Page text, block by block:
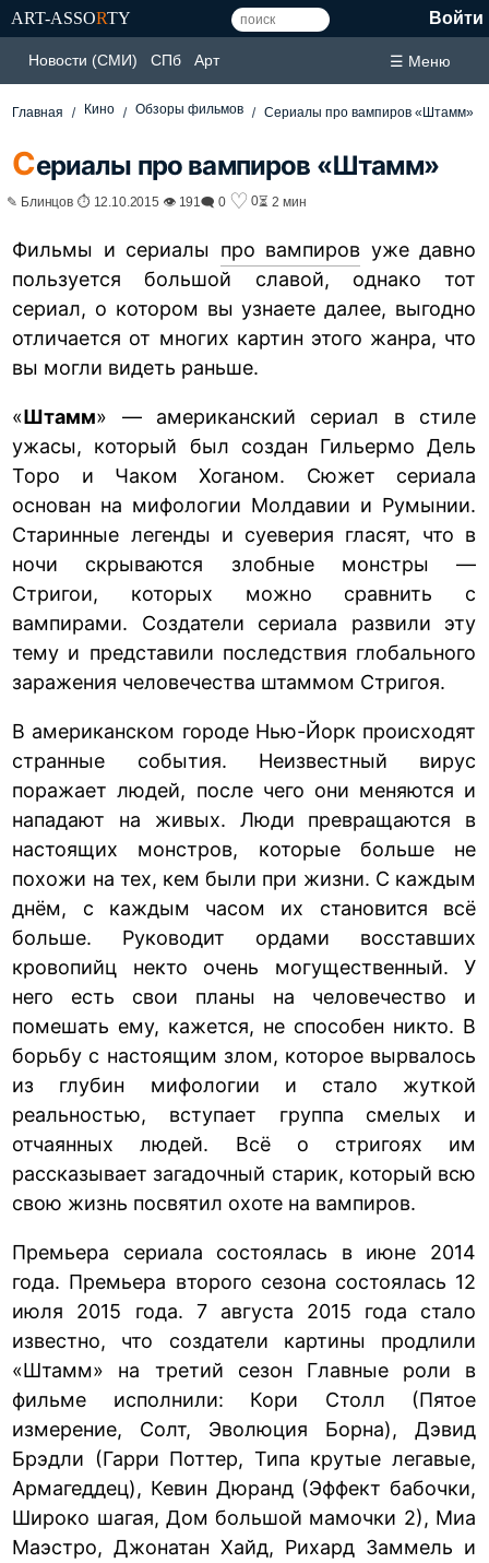
ART-ASSORTY Войти
Новости (СМИ) СПб Арт ☰ Меню
Главная Кино Обзоры фильмов Сериалы про вампиров «Штамм»
Сериалы про вампиров «Штамм»
✎ Блинцов ⏱ 12.10.2015 👁 191🗨 0 ♡ 0⏳ 2 мин
Фильмы и сериалы про вампиров уже давно
пользуется большой славой, однако тот
сериал, о котором вы узнаете далее, выгодно
отличается от многих картин этого жанра, что
вы могли видеть раньше.
«Штамм» — американский сериал в стиле
ужасы, который был создан Гильермо Дель
Торо и Чаком Хоганом. Сюжет сериала
основан на мифологии Молдавии и Румынии.
Старинные легенды и суеверия гласят, что в
ночи скрываются злобные монстры —
Стригои, которых можно сравнить с
вампирами. Создатели сериала развили эту
тему и представили последствия глобального
заражения человечества штаммом Стригоя.
В американском городе Нью-Йорк происходят
странные события. Неизвестный вирус
поражает людей, после чего они меняются и
нападают на живых. Люди превращаются в
настоящих монстров, которые больше не
похожи на тех, кем были при жизни. С каждым
днём, с каждым часом их становится всё
больше. Руководит ордами восставших
кровопийц некто очень могущественный. У
него есть свои планы на человечество и
помешать ему, кажется, не способен никто. В
борьбу с настоящим злом, которое вырвалось
из глубин мифологии и стало жуткой
реальностью, вступает группа смелых и
отчаянных людей. Всё о стригоях им
рассказывает загадочный старик, который всю
свою жизнь посвятил охоте на вампиров.
Премьера сериала состоялась в июне 2014
года. Премьера второго сезона состоялась 12
июля 2015 года. 7 августа 2015 года стало
известно, что создатели картины продлили
«Штамм» на третий сезон Главные роли в
фильме исполнили: Кори Столл (Пятое
измерение, Солт, Эволюция Борна), Дэвид
Брэдли (Гарри Поттер, Типа крутые легавые,
Армагеддец), Кевин Дюранд (Эффект бабочки,
Широко шагая, Дом большой мамочки 2), Миа
Маэстро, Джонатан Хайд, Рихард Заммель и